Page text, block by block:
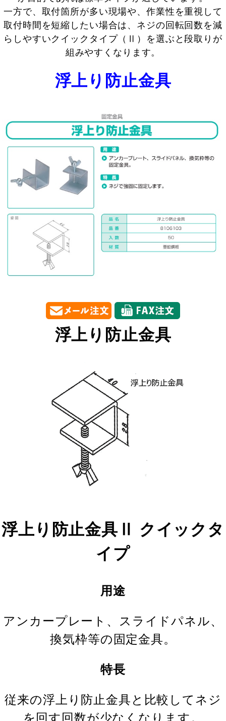
一方で、取付箇所が多い現場や、作業性を重視して
取付時間を短縮したい場合は、ネジの回転回数を減
らしやすいクイックタイプ（Ⅱ）を選ぶと段取りが
組みやすくなります。
浮上り防止金具
浮上り防止金具
浮上り防止金具Ⅱ クイックタ
イプ
用途
アンカープレート、スライドパネル、
換気枠等の固定金具。
特長
従来の浮上り防止金具と比較してネジ
を回す回数が少なくなります。